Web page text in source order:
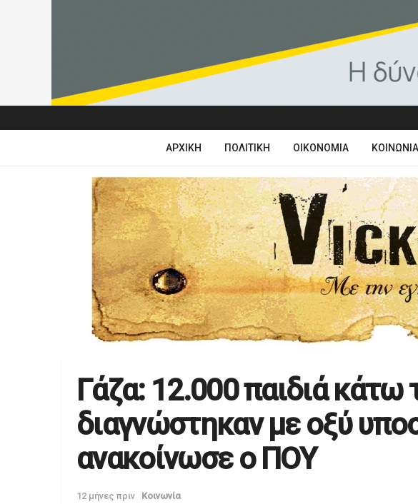
ΑΡΧΙΚΉ ΠΟΛΙΤΙΚΉ ΟΙΚΟΝΟΜΊΑ ΚΟΙΝΩΝΊΑ
Γάζα: 12.000 παιδιά
διαγνώστηκαν με οξύ
ανακοίνωσε ο ΠΟΥ
12 μήνες πριν Κοινωνία